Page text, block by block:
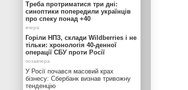
Треба протриматися три дні:
синоптики попередили українців
про спеку понад +40
Горіли НПЗ, склади Wildberries і не
тільки: хронологія 40-денної
операції СБУ проти Росії
У Росії почався масовий крах
бізнесу: Сбербанк визнав тривожну
тенденцію